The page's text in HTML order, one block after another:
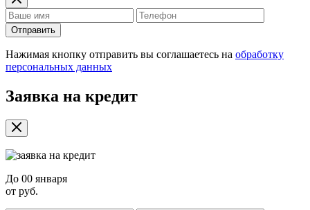
Отправить
Нажимая кнопку отправить вы соглашаетесь на обработку
персональных данных
Заявка на кредит
До 00 января
от руб.